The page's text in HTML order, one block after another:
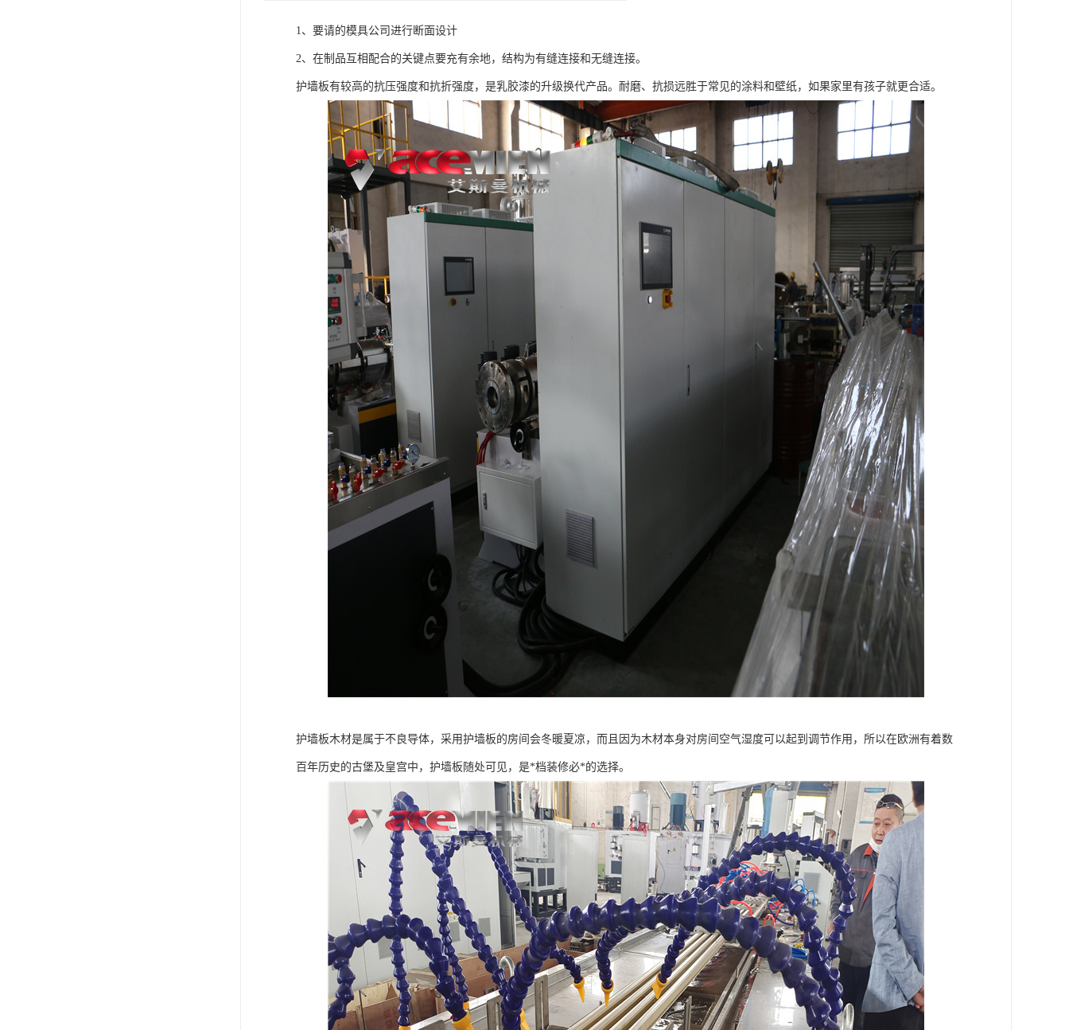
1、要请的模具公司进行断面设计
2、在制品互相配合的关键点要充有余地，结构为有缝连接和无缝连接。
护墙板有较高的抗压强度和抗折强度，是乳胶漆的升级换代产品。耐磨、抗损远胜于常见的涂料和壁纸，如果家里有孩子就更合适。
护墙板木材是属于不良导体，采用护墙板的房间会冬暖夏凉，而且因为木材本身对房间空气湿度可以起到调节作用，所以在欧洲有着数
百年历史的古堡及皇宫中，护墙板随处可见，是*档装修必*的选择。